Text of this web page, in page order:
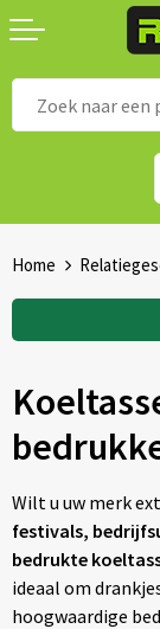
Kinderen &
Technologie &
Tassen
Textiel
Wonen
◼ Eco-
◼ Survival gear
◼ Feestdagen
◼ Festival &
◼ Reizen
◼ Thuiswerken
Home
Wilt u uw merk
festivals,
bedrukte
ideaal om
hoogwaardige